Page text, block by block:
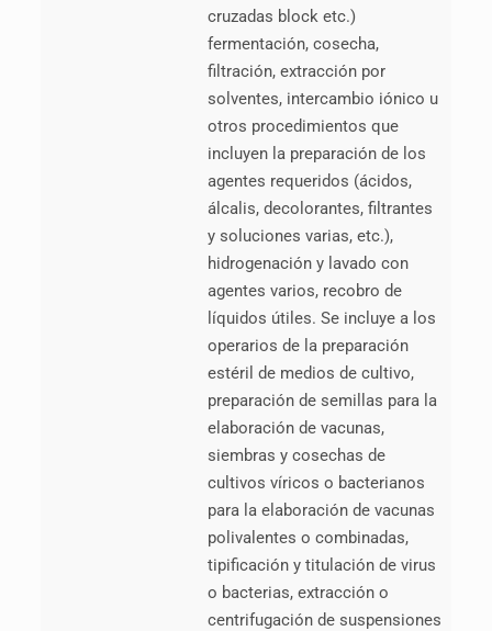
cruzadas block etc.)
fermentación, cosecha,
filtración, extracción por
solventes, intercambio iónico u
otros procedimientos que
incluyen la preparación de los
agentes requeridos (ácidos,
álcalis, decolorantes, filtrantes
y soluciones varias, etc.),
hidrogenación y lavado con
agentes varios, recobro de
líquidos útiles. Se incluye a los
operarios de la preparación
estéril de medios de cultivo,
preparación de semillas para la
elaboración de vacunas,
siembras y cosechas de
cultivos víricos o bacterianos
para la elaboración de vacunas
polivalentes o combinadas,
tipificación y titulación de virus
o bacterias, extracción o
centrifugación de suspensiones